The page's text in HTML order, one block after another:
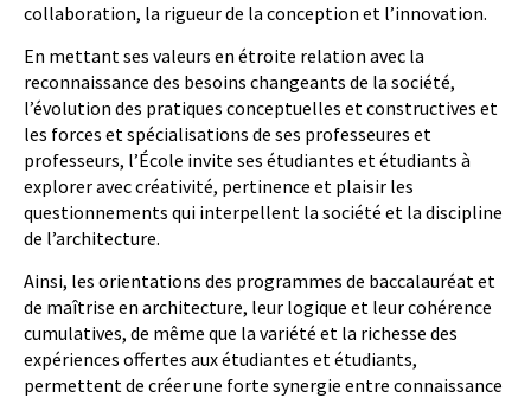
collaboration, la rigueur de la conception et l’innovation.
En mettant ses valeurs en étroite relation avec la
reconnaissance des besoins changeants de la société,
l’évolution des pratiques conceptuelles et constructives et
les forces et spécialisations de ses professeures et
professeurs, l’École invite ses étudiantes et étudiants à
explorer avec créativité, pertinence et plaisir les
questionnements qui interpellent la société et la discipline
de l’architecture.
Ainsi, les orientations des programmes de baccalauréat et
de maîtrise en architecture, leur logique et leur cohérence
cumulatives, de même que la variété et la richesse des
expériences offertes aux étudiantes et étudiants,
permettent de créer une forte synergie entre connaissance